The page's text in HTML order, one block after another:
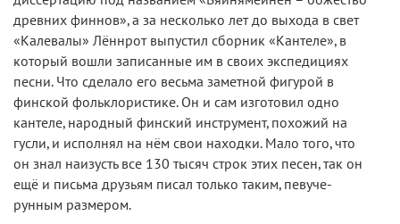
древних финнов», а за несколько лет до выхода в свет
«Калевалы» Лённрот выпустил сборник «Кантеле», в
который вошли записанные им в своих экспедициях
песни. Что сделало его весьма заметной фигурой в
финской фольклористике. Он и сам изготовил одно
кантеле, народный финский инструмент, похожий на
гусли, и исполнял на нём свои находки. Мало того, что
он знал наизусть все 130 тысяч строк этих песен, так он
ещё и письма друзьям писал только таким, певуче-
рунным размером.